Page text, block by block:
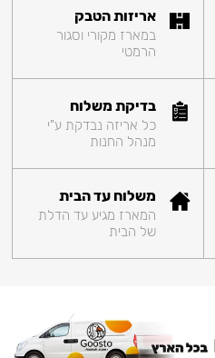
אריזות הטבק
במארז מקורי וסגור
הרמטי
בדיקת משלוח
כל אריזה נבדקת ע"י
מנהל החנות
משלוח עד הבית
המארז מגיע עד הדלת
של הבית